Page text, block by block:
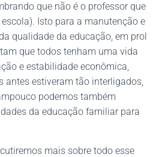
que não é o professor que
Isto para a manutenção e
qualidade da educação, em prol
que todos tenham uma vida
e estabilidade econômica,
antes estiveram tão interligados,
podemos também
da educação familiar para
mais sobre todo esse